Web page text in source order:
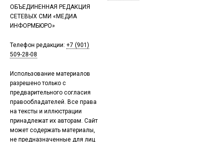
ОБЪЕДИНЕННАЯ РЕДАКЦИЯ
СЕТЕВЫХ СМИ «МЕДИА
ИНФОРМБЮРО»
Телефон редакции: +7 (901)
509-28-08
Использование материалов
разрешено только с
предварительного согласия
правообладателей. Все права
на тексты и иллюстрации
принадлежат их авторам. Сайт
может содержать материалы,
не предназначенные для лиц